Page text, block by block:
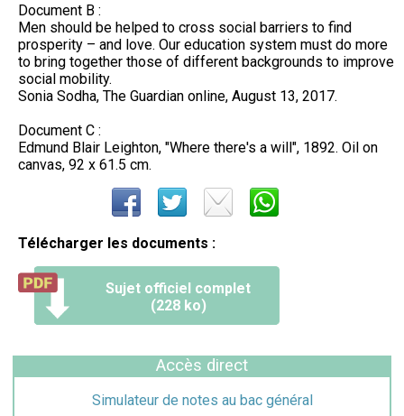
Document B :
Men should be helped to cross social barriers to find
prosperity – and love. Our education system must do more
to bring together those of different backgrounds to improve
social mobility.
Sonia Sodha, The Guardian online, August 13, 2017.
Document C :
Edmund Blair Leighton, "Where there's a will", 1892. Oil on
canvas, 92 x 61.5 cm.
Télécharger les documents :
Sujet officiel complet
(228 ko)
Accès direct
Simulateur de notes au bac général